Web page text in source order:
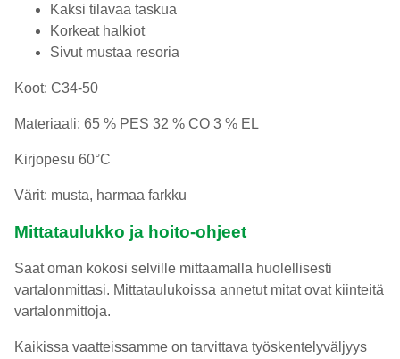
Kaksi tilavaa taskua
Korkeat halkiot
Sivut mustaa resoria
Koot: C34-50
Materiaali: 65 % PES 32 % CO 3 % EL
Kirjopesu 60°C
Värit: musta, harmaa farkku
Mittataulukko ja hoito-ohjeet
Saat oman kokosi selville mittaamalla huolellisesti
vartalonmittasi. Mittataulukoissa annetut mitat ovat kiinteitä
vartalonmittoja.
Kaikissa vaatteissamme on tarvittava työskentelyväljyys